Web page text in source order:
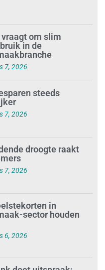
vraagt om slim
in de
7, 2026
steeds
7, 2026
droogte raakt
7, 2026
in
sector houden
6, 2026